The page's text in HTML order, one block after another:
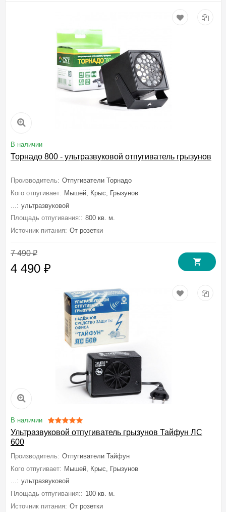
В наличии
Торнадо 800 - ультразвуковой отпугиватель грызунов
Производитель: Отпугиватели Торнадо
Кого отпугивает: Мышей, Крыс, Грызунов
...: ультразвуковой
Площадь отпугивания:: 800 кв. м.
Источник питания: От розетки
7 490₽
4 490 ₽
В наличии
Ультразвуковой отпугиватель грызунов Тайфун ЛС
600
Производитель: Отпугиватели Тайфун
Кого отпугивает: Мышей, Крыс, Грызунов
...: ультразвуковой
Площадь отпугивания:: 100 кв. м.
Источник питания: От розетки